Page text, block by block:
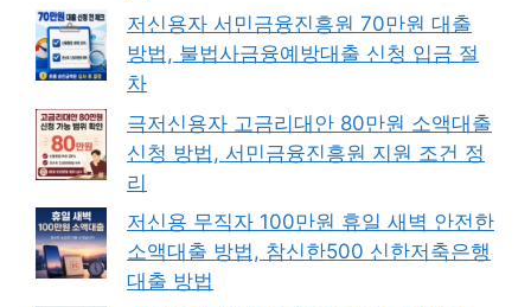
저신용자 서민금융진흥원 70만원 대출
방법, 불법사금융예방대출 신청 입금 절
차
극저신용자 고금리대안 80만원 소액대출
신청 방법, 서민금융진흥원 지원 조건 정
리
저신용 무직자 100만원 휴일 새벽 안전한
소액대출 방법, 참신한500 신한저축은행
대출 방법